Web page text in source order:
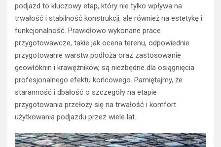
podjazd to kluczowy etap, który nie tylko wpływa na
trwałość i stabilność konstrukcji, ale również na estetykę i
funkcjonalność. Prawidłowo wykonane prace
przygotowawcze, takie jak ocena terenu, odpowiednie
przygotowanie warstw podłoża oraz zastosowanie
geowłóknin i krawężników, są niezbędne dla osiągnięcia
profesjonalnego efektu końcowego. Pamiętajmy, że
staranność i dbałość o szczegóły na etapie
przygotowania przełoży się na trwałość i komfort
użytkowania podjazdu przez wiele lat.